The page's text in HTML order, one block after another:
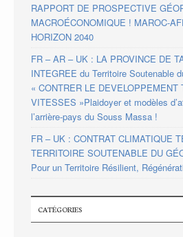
RAPPORT DE PROSPECTIVE
MACROÉCONOMIQUE ! MAROC-
HORIZON 2040
FR – AR – UK : LA PROVINCE DE
INTEGREE du Territoire Soutenable
« CONTRER LE DEVELOPPEMENT
VITESSES »Plaidoyer et modèles
l’arrière-pays du Souss Massa !
FR – UK : CONTRAT CLIMATIQUE
TERRITOIRE SOUTENABLE DU
Pour un Territoire Résilient,
CATÉGORIES